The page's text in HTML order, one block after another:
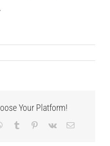
Your Platform!
WhatsApp
Tumblr Pinterest
Vk
E-